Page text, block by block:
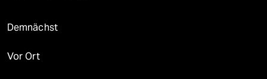
Demnächst
Vor Ort